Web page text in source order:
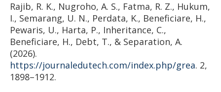
Rajib, R. K., Nugroho, A. S., Fatma, R. Z., Hukum,
I., Semarang, U. N., Perdata, K., Beneficiare, H.,
Pewaris, U., Harta, P., Inheritance, C.,
Beneficiare, H., Debt, T., & Separation, A.
(2026).
https://journaledutech.com/index.php/grea. 2,
1898–1912.